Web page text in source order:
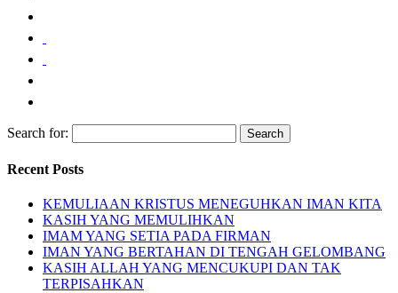
Search for:
Recent Posts
KEMULIAAN KRISTUS MENEGUHKAN IMAN KITA
KASIH YANG MEMULIHKAN
IMAM YANG SETIA PADA FIRMAN
IMAN YANG BERTAHAN DI TENGAH GELOMBANG
KASIH ALLAH YANG MENCUKUPI DAN TAK
TERPISAHKAN